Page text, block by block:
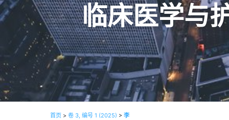
临床医学与
首页 > 卷 3, 编号 1 (2025) > 李